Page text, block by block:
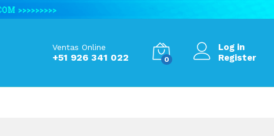
Ventas Online
+51 926 341 022 0
Log in
Register